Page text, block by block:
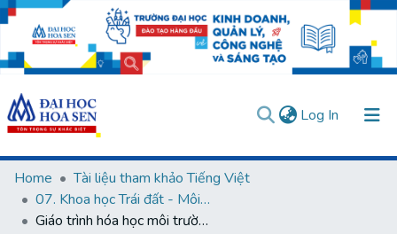
Log In (current)
Communities & Collections
All of DSpace
Home
Tài liệu tham khảo Tiếng Việt
07. Khoa học Trái đất - Môi trường
Giáo trình hóa học môi trường : dùng cho sinh viên khoa Hoá học, Công nghệ Hoá học, Môi trường các trường đại học, cao đẳng...